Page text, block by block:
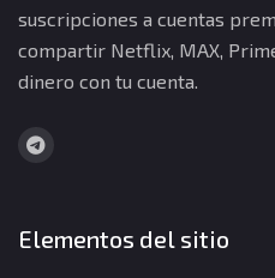
suscripciones a cuentas
compartir Netflix, MAX,
dinero con tu cuenta.
Elementos del sitio